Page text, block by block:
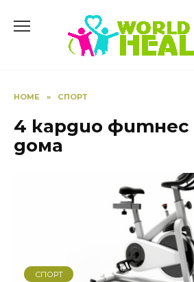
HOME » СПОРТ
4 кардио фитнес
дома
СПОРТ